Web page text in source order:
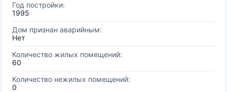
Год постройки:
1995
Дом признан аварийным:
Нет
Количество жилых помещений:
60
Количество нежилых помещений:
0